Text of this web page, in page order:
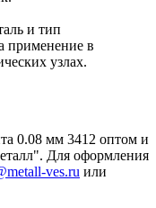
и тип
применение в
узлах.
0.08 мм 3412 оптом и
Для оформления
ves.ru или